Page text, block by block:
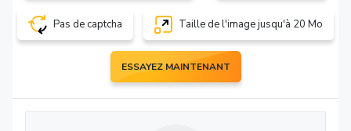
Pas de captcha Taille de l'image jusqu'à 20 Mo
ESSAYEZ MAINTENANT